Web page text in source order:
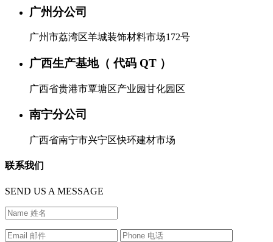
广州分公司
广州市荔湾区羊城装饰材料市场172号
广西生产基地（ 代码 QT ）
广西省贵港市覃塘区产业园甘化园区
南宁分公司
广西省南宁市兴宁区快环建材市场
联系我们
SEND US A MESSAGE